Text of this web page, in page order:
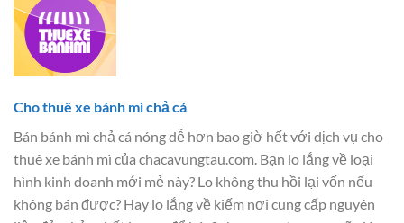
Cho thuê xe bánh mì chả cá
Bán bánh mì chả cá nóng dễ hơn bao giờ hết với dịch vụ cho
thuê xe bánh mì của chacavungtau.com. Bạn lo lắng về loại
hình kinh doanh mới mẻ này? Lo không thu hồi lại vốn nếu
không bán được? Hay lo lắng về kiếm nơi cung cấp nguyên